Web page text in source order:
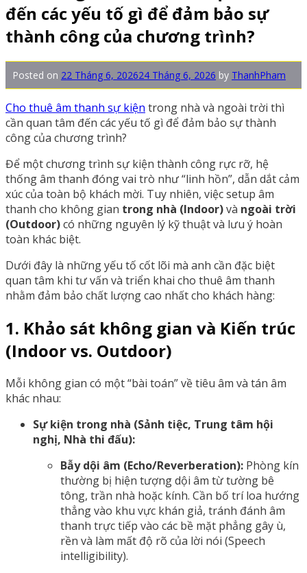
đến các yếu tố gì để đảm bảo sự
thành công của chương trình?
Posted on 22 Tháng 6, 202624 Tháng 6, 2026 by ThanhPham
Cho thuê âm thanh sự kiện trong nhà và ngoài trời thì
cần quan tâm đến các yếu tố gì để đảm bảo sự thành
công của chương trình?
Để một chương trình sự kiện thành công rực rỡ, hệ
thống âm thanh đóng vai trò như “linh hồn”, dẫn dắt cảm
xúc của toàn bộ khách mời. Tuy nhiên, việc setup âm
thanh cho không gian trong nhà (Indoor)và ngoài trời
(Outdoor)có những nguyên lý kỹ thuật và lưu ý hoàn
toàn khác biệt.
Dưới đây là những yếu tố cốt lõi mà anh cần đặc biệt
quan tâm khi tư vấn và triển khai cho thuê âm thanh
nhằm đảm bảo chất lượng cao nhất cho khách hàng:
1. Khảo sát không gian và Kiến trúc
(Indoor vs. Outdoor)
Mỗi không gian có một “bài toán” về tiêu âm và tán âm
khác nhau:
Sự kiện trong nhà (Sảnh tiệc, Trung tâm hội
nghị, Nhà thi đấu):
Bẫy dội âm (Echo/Reverberation): Phòng kín
thường bị hiện tượng dội âm từ tường bê
tông, trần nhà hoặc kính. Cần bố trí loa hướng
thẳng vào khu vực khán giả, tránh đánh âm
thanh trực tiếp vào các bề mặt phẳng gây ù,
rền và làm mất độ rõ của lời nói (Speech
intelligibility).